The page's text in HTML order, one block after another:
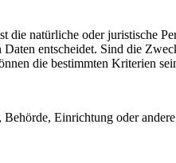
natürliche oder juristische
entscheidet. Sind die
die bestimmten Kriterien
Einrichtung oder